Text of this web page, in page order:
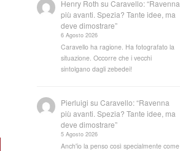
Henry Roth suCaravello: “Ravenna
più avanti. Spezia? Tante idee, ma
deve dimostrare”
6 Agosto 2026
Caravello ha ragione. Ha fotografato la
situazione. Occorre che i vecchi
sintolgano dagli zebedei!
Pierluigi suCaravello: “Ravenna
più avanti. Spezia? Tante idee, ma
deve dimostrare”
5 Agosto 2026
Anch'io la penso così specialmente come